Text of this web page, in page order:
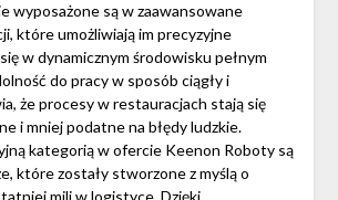
wyposażone są w zaawansowane
które umożliwiają im precyzyjne
w dynamicznym środowisku pełnym
do pracy w sposób ciągły i
że procesy w restauracjach stają się
i mniej podatne na błędy ludzkie.
kategorią w ofercie Keenon Roboty są
które zostały stworzone z myślą o
mili w logistyce. Dzięki